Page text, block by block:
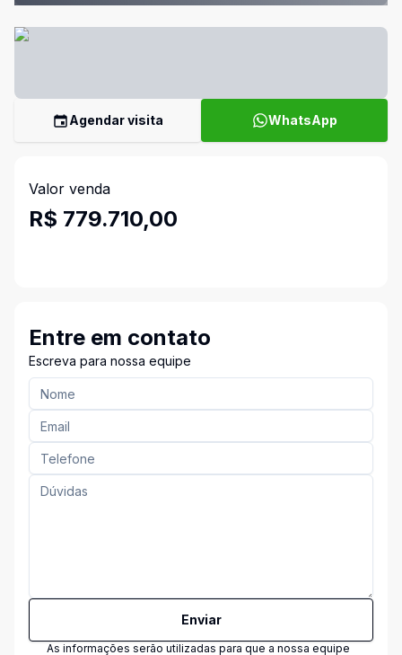
Agendar visita WhatsApp
Valor venda
R$ 779.710,00
Entre em contato
Escreva para nossa equipe
Enviar
As informações serão utilizadas para que a nossa equipe